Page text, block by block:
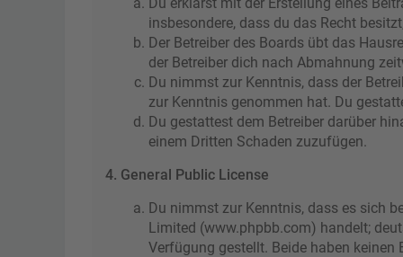
insbesondere, dass du das Recht
Der Betreiber des Boards übt das
der Betreiber dich nach Abmahnung
Du nimmst zur Kenntnis, dass der
zur Kenntnis genommen hat. Du
Du gestattest dem Betreiber darüber
einem Dritten Schaden zuzufügen.
4. General Public License
Du nimmst zur Kenntnis, dass es sich
Limited (www.phpbb.com) handelt;
Verfügung gestellt. Beide haben keinen